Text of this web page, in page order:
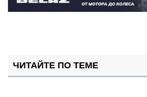
ЧИТАЙТЕ ПО ТЕМЕ